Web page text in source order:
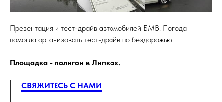
Презентация и тест-драйв автомобилей БМВ. Погода
помогла организовать тест-драйв по бездорожью.
Площадка - полигон в Липках.
СВЯЖИТЕСЬ С НАМИ